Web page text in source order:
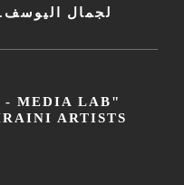
- MEDIA LAB"
ARTISTS